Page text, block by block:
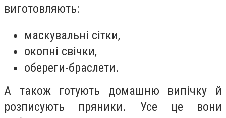
виготовляють:
маскувальні сітки,
окопні свічки,
обереги-браслети.
А також готують домашню випічку й
розписують пряники. Усе це вони